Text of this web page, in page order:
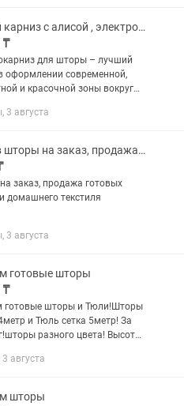
Умный карниз с алисой , электрошторы , электрокарниз , электрокарнизы
₸
для шторы – лучший
оформлении современной,
и красочной зоны вокруг
для помещений с высокими
3 августа
Пошив шторы на заказ, продажа готовых шторы и домашнего текстиля
заказ, продажа готовых
домашнего текстиля
3 августа
готовые шторы
₸
готовые шторы и Тюли!Шторы
и Тюль сетка 5метр! За
разного цвета! Высота
ширина большая! Выбор
августа
шторы